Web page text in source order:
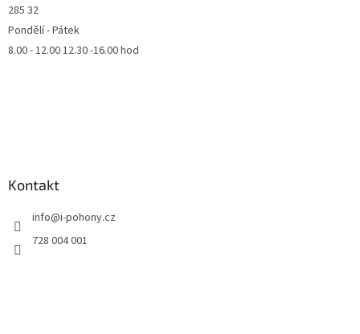
285 32
Pondělí - Pátek
8.00 - 12.00 12.30 -16.00 hod
Kontakt
info@i-pohony.cz
728 004 001